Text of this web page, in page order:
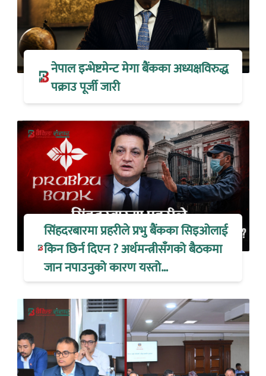
नेपाल इन्भेष्टमेन्ट मेगा बैंकका अध्यक्षविरुद्ध
पक्राउ पूर्जी जारी
सिंहदरबारमा प्रहरीले प्रभु बैंकका सिइओलाई
किन छिर्न दिएन ? अर्थमन्त्रीसँगको बैठकमा
जान नपाउनुको कारण यस्तो…